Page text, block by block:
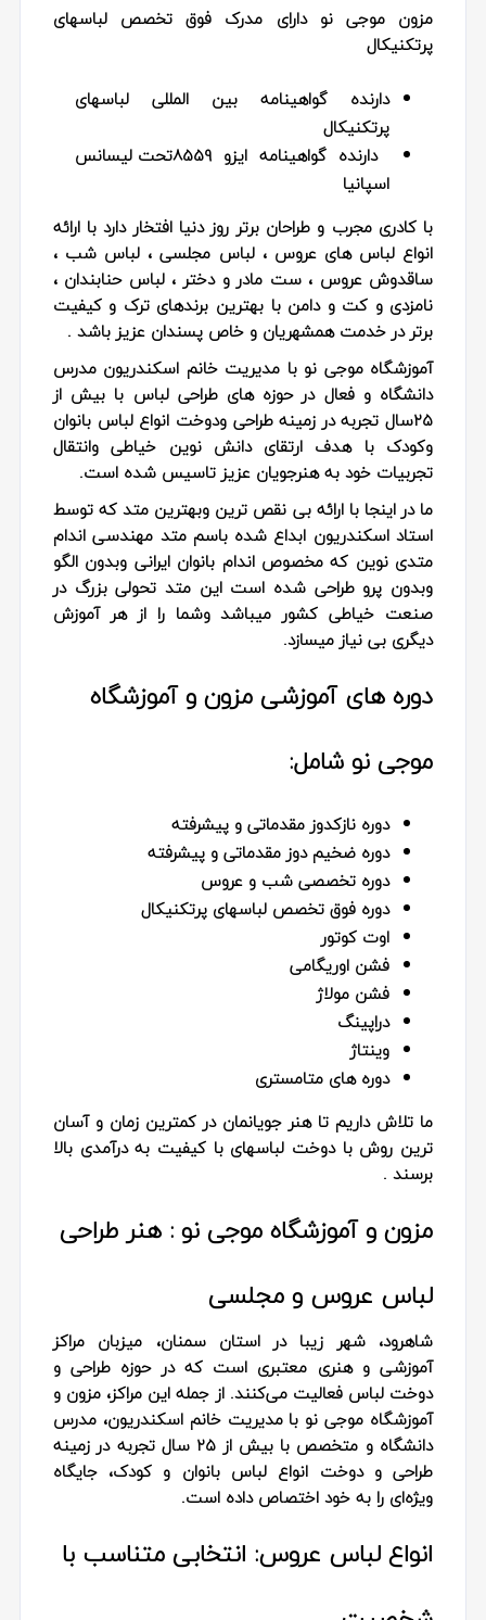
مزون موجی نو دارای مدرک فوق تخصص لباسهای
پرتکنیکال
دارنده گواهینامه بین المللی لباسهای
پرتکنیکال
دارنده گواهینامه ایزو 8559تحت لیسانس
اسپانیا
با کادری مجرب و طراحان برتر روز دنیا افتخار دارد با ارائه
انواع لباس های عروس ، لباس مجلسی ، لباس شب ،
ساقدوش عروس ، ست مادر و دختر ، لباس حنابندان ،
نامزدی و کت و دامن با بهترین برندهای ترک و کیفیت
برتر در خدمت همشهریان و خاص پسندان عزیز باشد .
آموزشگاه موجی نو با مدیریت خانم اسکندریون مدرس
دانشگاه و فعال در حوزه های طراحی لباس با بیش از
۲۵سال تجربه در زمینه طراحی ودوخت انواع لباس بانوان
وکودک با هدف ارتقای دانش نوین خیاطی وانتقال
تجربیات خود به هنرجویان عزیز تاسیس شده است.
ما در اینجا با ارائه بی نقص ترین وبهترین متد که توسط
استاد اسکندریون ابداع شده باسم متد مهندسی اندام
متدی نوین که مخصوص اندام بانوان ایرانی وبدون الگو
وبدون پرو طراحی شده است این متد تحولی بزرگ در
صنعت خیاطی کشور میباشد وشما را از هر آموزش
دیگری بی نیاز میسازد.
دوره های آموزشی مزون و آموزشگاه
موجی نو شامل:
دوره نازکدوز مقدماتی و پیشرفته
دوره ضخیم دوز مقدماتی و پیشرفته
دوره تخصصی شب و عروس
دوره فوق تخصص لباسهای پرتکنیکال
اوت کوتور
فشن اوریگامی
فشن مولاژ
دراپینگ
وینتاژ
دوره های متامستری
ما تلاش داریم تا هنر جویانمان در کمترین زمان و آسان
ترین روش با دوخت لباسهای با کیفیت به درآمدی بالا
برسند .
مزون و آموزشگاه موجی نو : هنر طراحی
لباس عروس و مجلسی
شاهرود، شهر زیبا در استان سمنان، میزبان مراکز
آموزشی و هنری معتبری است که در حوزه طراحی و
دوخت لباس فعالیت می‌کنند. از جمله این مراکز، مزون و
آموزشگاه موجی نو با مدیریت خانم اسکندریون، مدرس
دانشگاه و متخصص با بیش از ۲۵ سال تجربه در زمینه
طراحی و دوخت انواع لباس بانوان و کودک، جایگاه
ویژه‌ای را به خود اختصاص داده است.
انواع لباس عروس: انتخابی متناسب با